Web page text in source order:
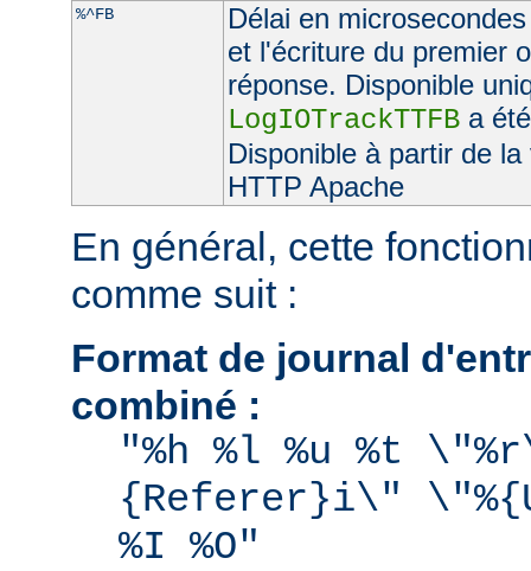
%^FB
Délai en
et l'écriture du premier
réponse. Disponible
LogIOTrackTTFBa
Disponible à partir de
HTTP Apache
En général, cette
comme suit :
Format de journal
combiné :
"%h %l %u %t
{Referer}i\"
%I %O"